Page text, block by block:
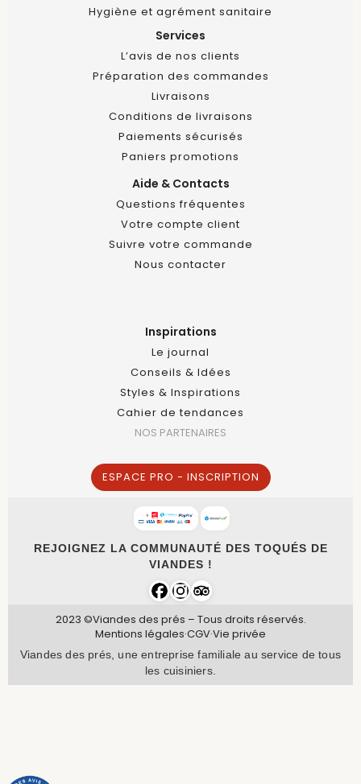
Hygiène et agrément sanitaire
Services
L’avis de nos clients
Préparation des commandes
Livraisons
Conditions de livraisons
Paiements sécurisés
Paniers promotions
Aide & Contacts
Questions fréquentes
Votre compte client
Suivre votre commande
Nous contacter
Inspirations
Le journal
Conseils & Idées
Styles & Inspirations
Cahier de tendances
NOS PARTENAIRES
ESPACE PRO - INSCRIPTION
REJOIGNEZ LA COMMUNAUTÉ DES TOQUÉS DE
VIANDES !
2023 ©Viandes des prés – Tous droits réservés.
Mentions légales·CGV·Vie privée
Viandes des prés, une entreprise familiale au service de tous
les cuisiniers.